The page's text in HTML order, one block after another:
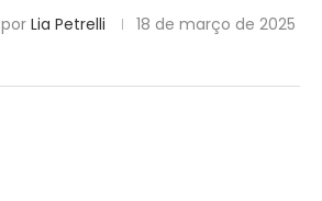
por Lia Petrelli 18 de março de 2025